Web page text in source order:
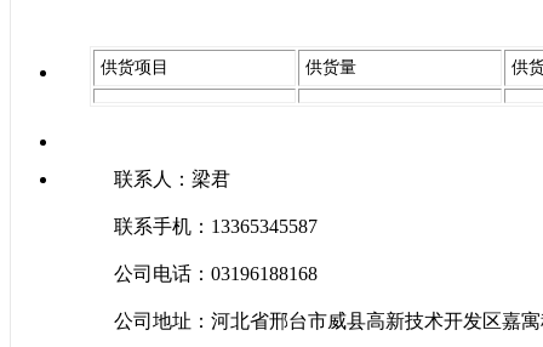
供货项目 供货量 供
联系人：梁君
联系手机：13365345587
公司电话：03196188168
公司地址：河北省邢台市威县高新技术开发区嘉